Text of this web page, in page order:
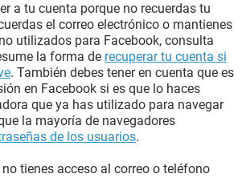
a tu cuenta porque no recuerdas tu
el correo electrónico o mantienes
utilizados para Facebook, consulta
la forma de recuperar tu cuenta si
. También debes tener en cuenta que es
en Facebook si es que lo haces
que ya has utilizado para navegar
la mayoría de navegadores
de los usuarios.
tienes acceso al correo o teléfono